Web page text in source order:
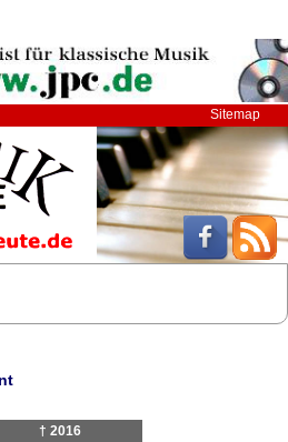
Sitemap
† 2016